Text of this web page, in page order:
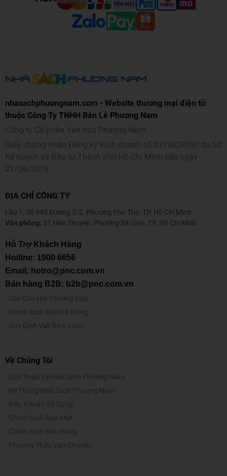
nhasachphuongnam.com - Website thương mại điện tử
thuộc Công Ty TNHH Bán Lẻ Phương Nam
Công ty Cổ phần Văn hoá Phương Nam
Giấy chứng nhận Đăng ký Kinh doanh số 0312628590 do Sở
Kế hoạch và Đầu tư Thành phố Hồ Chí Minh cấp ngày
21/06/2019
ĐỊA CHỈ CÔNG TY
Lầu 1, Số 940 Đường 3/2, Phường Phú Thọ, TP. Hồ Chí Minh
Văn phòng: 31 Hàn Thuyên, Phường Sài Gòn, TP. Hồ Chí Minh
Hỗ Trợ Khách Hàng
Hotline: 1900 6656
Email: hotro@pnc.com.vn
Bán hàng B2B: b2b@pnc.com.vn
Các Câu Hỏi Thường Gặp
Chính Sách Đổi/Trả Hàng
Quy Định Viết Bình Luận
Về Chúng Tôi
Giới Thiệu Về Nhà Sách Phương Nam
Hệ Thống Nhà Sách Phương Nam
Điều Khoản Sử Dụng
Chính Sách Bảo Mật
Chính Sách Bán Hàng
Phương Thức Vận Chuyển